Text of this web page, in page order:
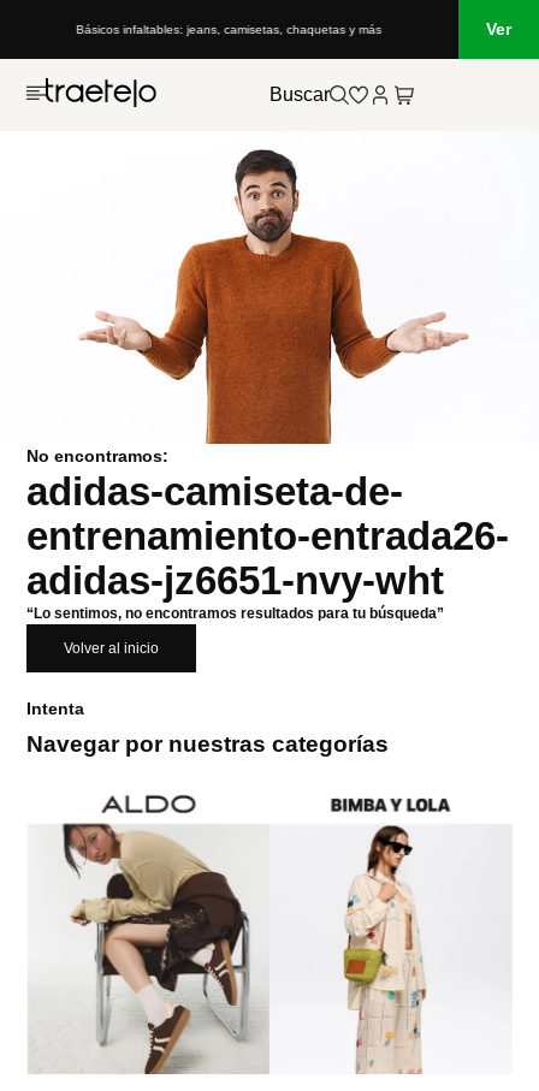
Básicos infaltables: jeans, camisetas, chaquetas y más Ver
Buscar
No encontramos:
adidas-camiseta-de-
entrenamiento-entrada26-
adidas-jz6651-nvy-wht
“Lo sentimos, no encontramos resultados para tu búsqueda”
Volver al inicio
Intenta
Navegar por nuestras categorías